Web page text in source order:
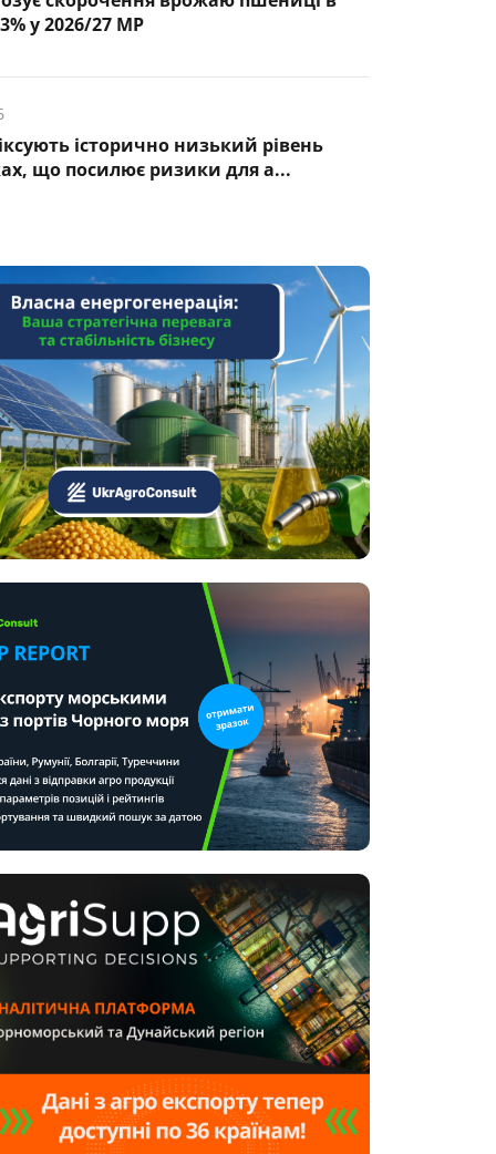
у 2026/27 МР
історично низький рівень
що посилює ризики для а...